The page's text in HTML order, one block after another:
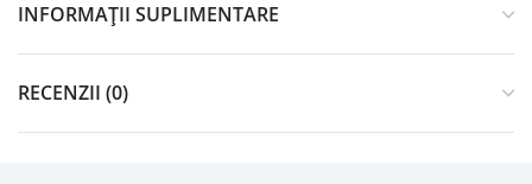
INFORMAȚII SUPLIMENTARE
RECENZII (0)